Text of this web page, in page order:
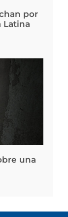
por
Latina
una